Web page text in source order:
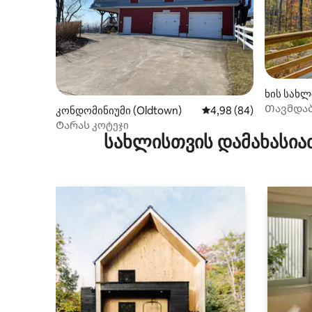
კონდომინიუმი (Oldtown) საშუალო შეფასებაა
4,98 (84)
Ტარას კოტეჯი
ხის
ტერასა,
სახლისთვის